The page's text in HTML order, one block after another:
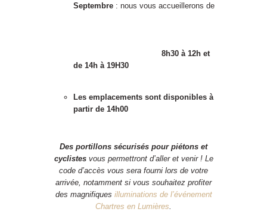
Septembre : nous vous accueillerons de
8h30 à 12h et
de 14h à 19H30
Les emplacements sont disponibles à
partir de 14h00
Des portillons sécurisés pour piétons et
cyclistes vous permettront d’aller et venir ! Le
code d’accès vous sera fourni lors de votre
arrivée, notamment si vous souhaitez profiter
des magnifiques illuminations de l’événement
Chartres en Lumières